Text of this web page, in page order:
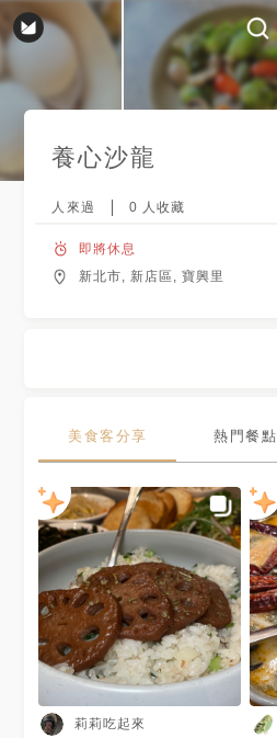
養心沙龍
人來過 0 人收藏
即將休息
新北市, 新店區, 寶興里
美食客分享 熱門餐點
莉莉吃起來